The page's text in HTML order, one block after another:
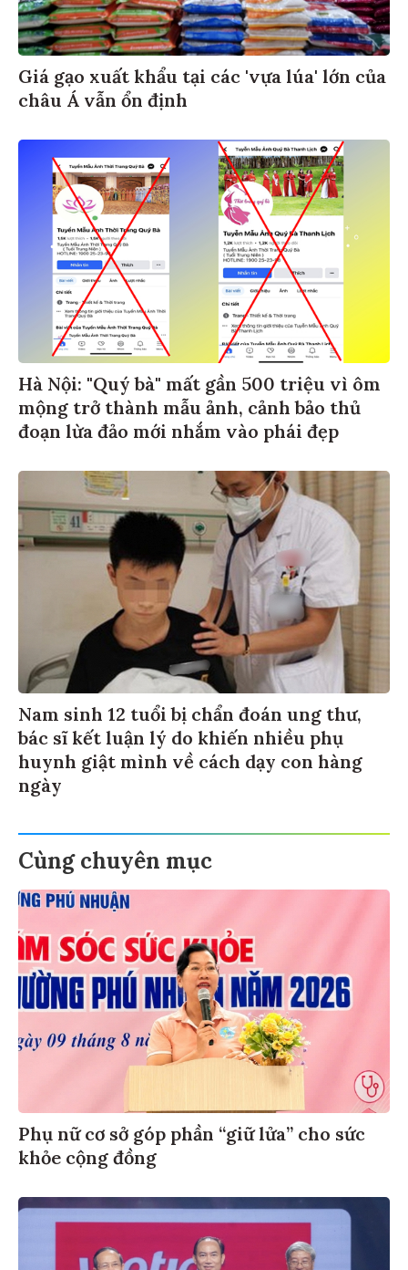
Giá gạo xuất khẩu tại các 'vựa lúa' lớn của
châu Á vẫn ổn định
Hà Nội: "Quý bà" mất gần 500 triệu vì ôm
mộng trở thành mẫu ảnh, cảnh bảo thủ
đoạn lừa đảo mới nhắm vào phái đẹp
Nam sinh 12 tuổi bị chẩn đoán ung thư,
bác sĩ kết luận lý do khiến nhiều phụ
huynh giật mình về cách dạy con hàng
ngày
Cùng chuyên mục
Phụ nữ cơ sở góp phần “giữ lửa” cho sức
khỏe cộng đồng